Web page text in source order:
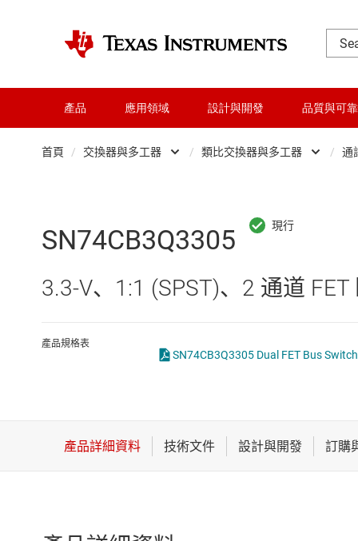
產品 應用領域 設計與開發 品質與可
首頁 / 交換器與多工器
射頻 (RF) 與微波
感測器
/ 類比交換器與多工器
數位多工器與
類比交換器與
/ 通
SN74CB3Q3305
3.3-V、1:1 (SPST)、2 通道
產品規格表